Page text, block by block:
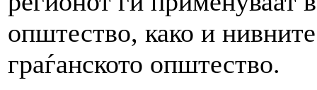
општество, како и
граѓанското општество.